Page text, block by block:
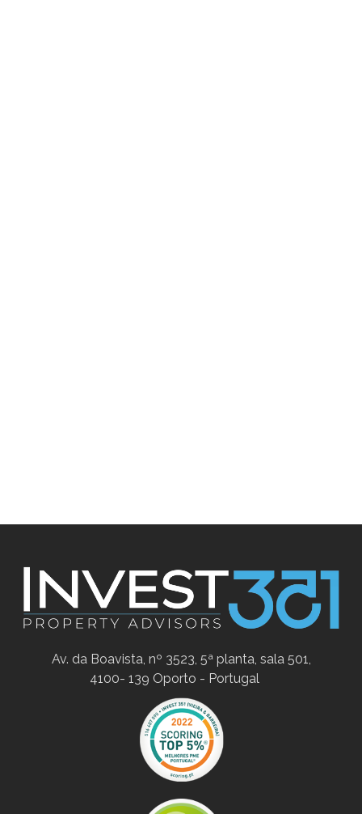
Av. da Boavista, nº 3523, 5ª planta, sala 501,
4100- 139 Oporto - Portugal